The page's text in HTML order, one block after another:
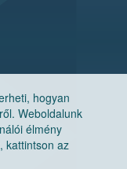
hogyan
Weboldalunk
élmény
kattintson az